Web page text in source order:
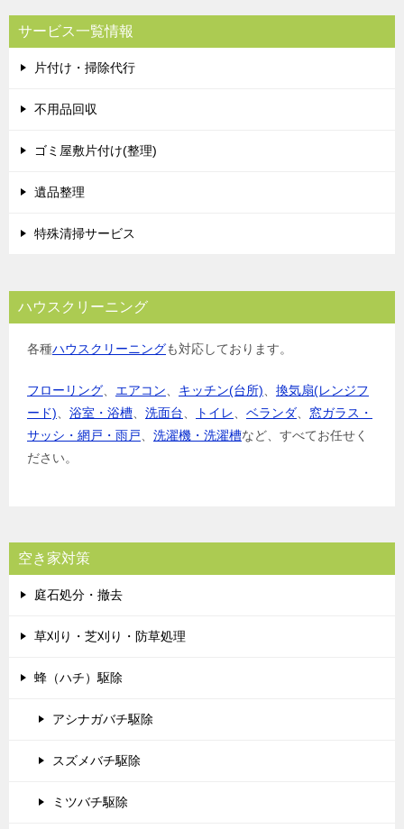
サービス一覧情報
片付け・掃除代行
不用品回収
ゴミ屋敷片付け(整理)
遺品整理
特殊清掃サービス
ハウスクリーニング
各種ハウスクリーニングも対応しております。
フローリング エアコン キッチン(台所)
換気扇(レンジフ
ード)
浴室・浴槽 洗面台 トイレ ベランダ
窓ガラス・
サッシ・網戸・雨戸
洗濯機・洗濯槽など、すべてお任せく
ださい。
空き家対策
庭石処分・撤去
草刈り・芝刈り・防草処理
蜂（ハチ）駆除
アシナガバチ駆除
スズメバチ駆除
ミツバチ駆除